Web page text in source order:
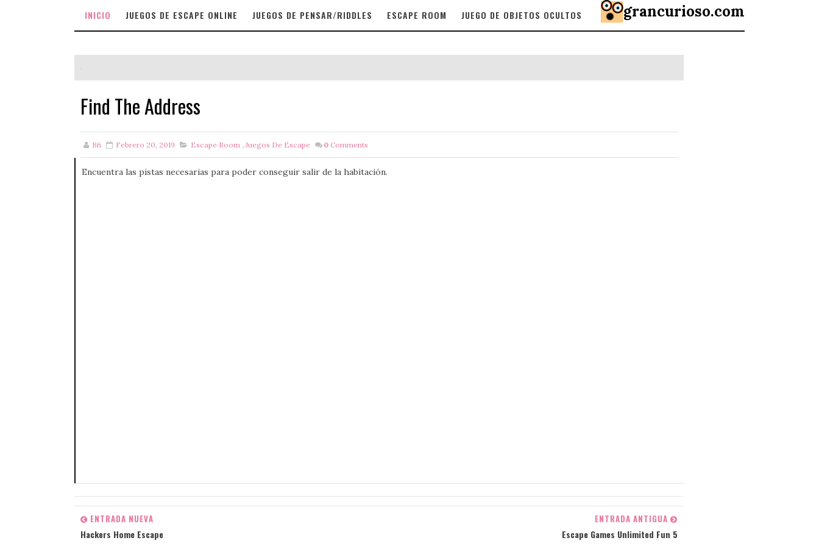
INICIO JUEGOS DE ESCAPE ONLINE JUEGOS DE PENSAR/RIDDLES ESCAPE ROOM JUEGO DE OBJETOS OCULTOS grancurioso.com
Find The Address
Bñ Febrero 20, 2019 Escape Room , Juegos De Escape 0 Comments
Encuentra las pistas necesarias para poder conseguir salir de la habitación.
ENTRADA NUEVA
Hackers Home Escape
ENTRADA ANTIGUA
Escape Games Unlimited Fun 5